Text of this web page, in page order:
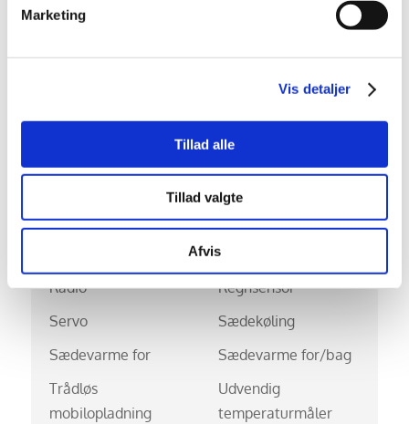
Marketing
Vis detaljer
Tillad alle
Tillad valgte
Afvis
Fjernbetjent
Klimaanlæg 3-zoner
bluetooth
Opvarmet forrude
Parkeringssensor for
Parkeringssensor bag
Parkeringssensor
for/bag
Radio
Regnsensor
Servo
Sædekøling
Sædevarme for
Sædevarme for/bag
Trådløs
mobilopladning
Udvendig
temperaturmåler